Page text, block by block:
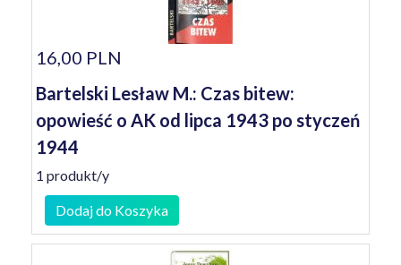
16,00 PLN
Bartelski Lesław M.: Czas bitew:
opowieść o AK od lipca 1943 po styczeń
1944
1 produkt/y
Dodaj do Koszyka